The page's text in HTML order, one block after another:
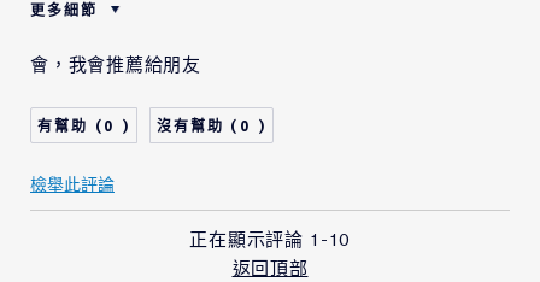
更多細節
肌膚問題
整體的膚色
會，我會推薦給朋友
0 0
檢舉此評論
正在顯示評論 1-10
返回頂部